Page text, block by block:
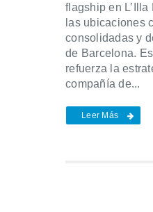
flagship en
las ubicaciones
consolidadas y
de Barcelona.
refuerza la
compañía de...
Leer Más